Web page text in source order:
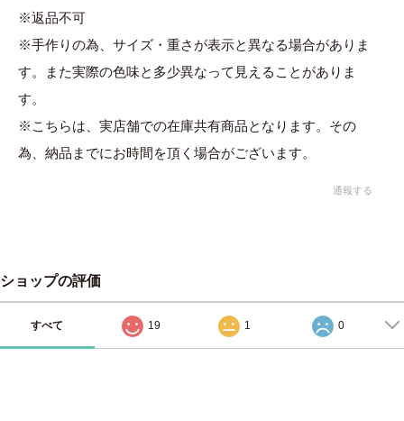
※返品不可
※手作りの為、サイズ・重さが表示と異なる場合がありま
す。また実際の色味と多少異なって見えることがありま
す。
※こちらは、実店舗での在庫共有商品となります。その
為、納品までにお時間を頂く場合がございます。
通報する
ショップの評価
すべて 19 1 0